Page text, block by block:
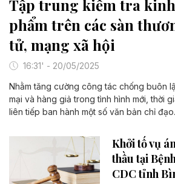
Tập trung kiểm tra
phẩm trên các sàn
tử, mạng xã hội
16:31' - 20/05/2025
Nhằm tăng cường công tác chống buôn
mại và hàng giả trong tình hình mới, thời
liên tiếp ban hành một số văn bản chỉ đạo.
Khởi tố vụ
thầu tại
CDC tỉnh